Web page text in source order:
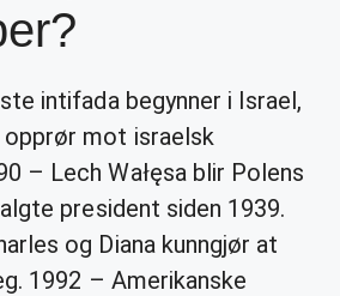
intifada begynner i Israel,
mot israelsk
– Lech Wałęsa blir Polens
president siden 1939.
og Diana kunngjør at
1992 – Amerikanske